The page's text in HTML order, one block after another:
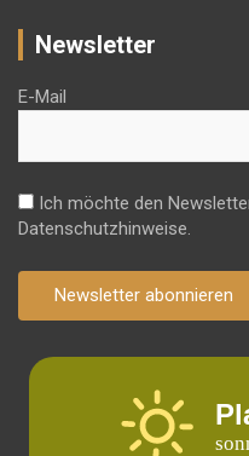
Newsletter
E-Mail
Ich möchte den
Datenschutzhinweise.
Newsletter abonnieren